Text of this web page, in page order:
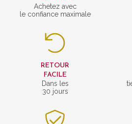
Achetez avec
le confiance maximale
RETOUR
FACILE
Dans les
30 jours